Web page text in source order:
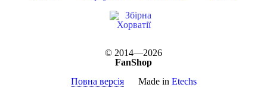
© 2014—2026
FanShop
Повна версіяMade in Etechs